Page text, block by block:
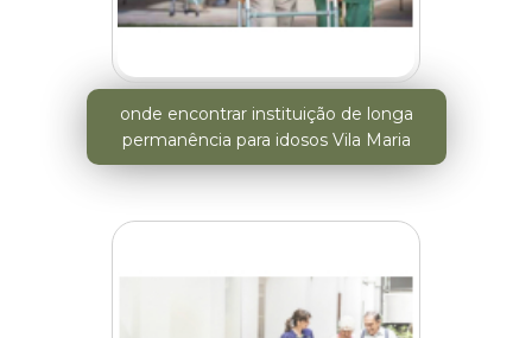
onde encontrar instituição de longa
permanência para idosos Vila Maria